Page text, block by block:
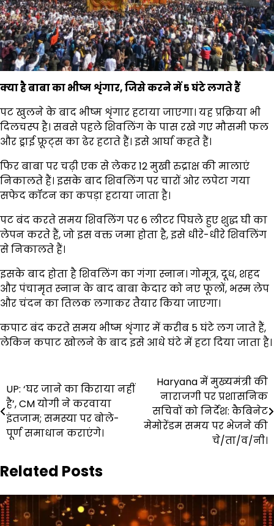
क्या है बाबा का भीष्म शृंगार, जिसे करने में 5 घंटे लगते हैं
पट खुलने के बाद भीष्म शृंगार हटाया जाएगा। यह प्रक्रिया भी
दिलचस्प है। सबसे पहले शिवलिंग के पास रखे गए मौसमी फल
और ड्राई फ्रूट्स का ढेर हटाते हैं। इसे आर्घा कहते हैं।
फिर बाबा पर चढ़ी एक से लेकर 12 मुखी रुद्राक्ष की मालाएं
निकालते हैं। इसके बाद शिवलिंग पर चारों ओर लपेटा गया
सफेद कॉटन का कपड़ा हटाया जाता है।
पट बंद करते समय शिवलिंग पर 6 लीटर पिघले हुए शुद्ध घी का
लेपन करते हैं, जो इस वक्त जमा होता है, इसे धीरे-धीरे शिवलिंग
से निकालते हैं।
इसके बाद होता है शिवलिंग का गंगा स्नान। गोमूत्र, दूध, शहद
और पंचामृत स्नान के बाद बाबा केदार को नए फूलों, भस्म लेप
और चंदन का तिलक लगाकर तैयार किया जाएगा।
कपाट बंद करते समय भीष्म शृंगार में करीब 5 घंटे लग जाते हैं,
लेकिन कपाट खोलने के बाद इसे आधे घंटे में हटा दिया जाता है।
Post
navigation
UP: ‘घर जाने का किराया नहीं
है’, CM योगी ने करवाया
इंतजाम; समस्या पर बोले-
पूर्ण समाधान कराएंगे।
Haryana में मुख्यमंत्री की
नाराजगी पर प्रशासनिक
सचिवों को निर्देश: कैबिनेट
मेमोरेंडम समय पर भेजने की
चे/ता/व/नी।
Related Posts